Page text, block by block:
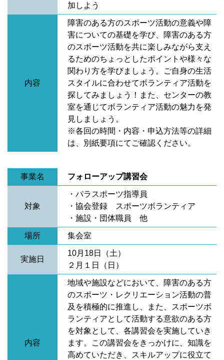
加しよう
内容
障害のある方のスポーツ活動の意義や障
害についての基礎を学び、障害のある方
のスポーツ活動を共に楽しみながら支え
るためのちょっとしたポイントや様々な
関わり方を学びましょう。ご自身の生活
スタイルに合わせてボランティア活動を
探してみましょう！また、センターの教
室を通じてボランティア活動の魅力を発
見しましょう。
※各回の時間・内容・申込方法等の詳細
は、別紙要項にてご確認ください。
事業名 フォローアップ講習会
対象
・パラスポーツ指導員
・協会登録 スポーツボランティア
・施設・団体職員 他
場所 集会室
実施日
10月18日（土）
２月１日（日）
内容
地域や施設などにおいて、障害のある方
のスポーツ・レクリエーション活動の普
及を積極的に推進し、また、スポーツボ
ランティアとして活動する意欲のある方
を対象として、各講習会を実施していき
ます。この講習会をきっかけに、知識を
高めていただき、スキルアップに役立て